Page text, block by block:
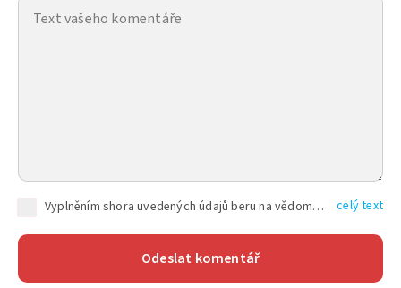
Vyplněním shora uvedených údajů beru na vědomí, že společnost TEXT FACTORY s.r.o., sídlem Brno, Durďákova 336/29, Černá Pole, PSČ: 613 00, IČ: 06157831, zapsané u Krajského soudu v Brně, oddíl C, vložka 100399, bude zpracovávat mé osobní údaje uvedené v rámci mnou vyplněného registračního formuláře na základě oprávněných zájmů TEXT FACTORY s.r.o. dle čl. 6 odst. 1 písm. f) GDPR a pro splnění právních povinností (čl. 6 odst. 1 písm. c) GDPR), a to pro tyto účely: nezbytnost zajistit oprávnění návštěvníka webových stránek provozovaných společností TEXT FACTORY s.r.o. přispívat aktivně ke zveřejněným článkům nebo v rámci diskusních fór a výkon práv TEXT FACTORY s.r.o. jako administrátora těchto diskusních fór. Více informací o zpracování osobních údajů a právech lze nalézt v celý text